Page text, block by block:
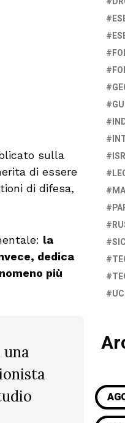
sulla
di essere
di difesa,
la
dedica
più